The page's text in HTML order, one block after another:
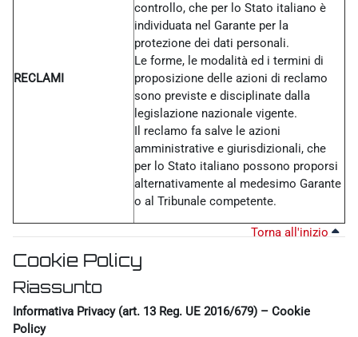
RECLAMI
controllo, che per lo Stato italiano è
individuata nel Garante per la
protezione dei dati personali.
Le forme, le modalità ed i termini di
proposizione delle azioni di reclamo
sono previste e disciplinate dalla
legislazione nazionale vigente.
Il reclamo fa salve le azioni
amministrative e giurisdizionali, che
per lo Stato italiano possono proporsi
alternativamente al medesimo Garante
o al Tribunale competente.
Torna all'inizio
Cookie Policy
Riassunto
Informativa Privacy (art. 13 Reg. UE 2016/679) – Cookie
Policy